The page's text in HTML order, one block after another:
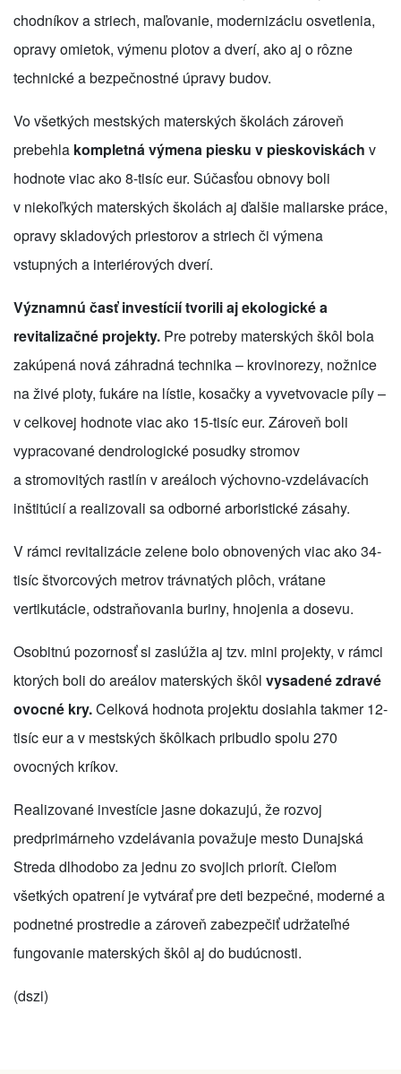
chodníkov a striech, maľovanie, modernizáciu osvetlenia,
opravy omietok, výmenu plotov a dverí, ako aj o rôzne
technické a bezpečnostné úpravy budov.
Vo všetkých mestských materských školách zároveň
prebehla kompletná výmena piesku v pieskoviskách v
hodnote viac ako 8-tisíc eur. Súčasťou obnovy boli
v niekoľkých materských školách aj ďalšie maliarske práce,
opravy skladových priestorov a striech či výmena
vstupných a interiérových dverí.
Významnú časť investícií tvorili aj ekologické a
revitalizačné projekty. Pre potreby materských škôl bola
zakúpená nová záhradná technika – krovinorezy, nožnice
na živé ploty, fukáre na lístie, kosačky a vyvetvovacie píly –
v celkovej hodnote viac ako 15-tisíc eur. Zároveň boli
vypracované dendrologické posudky stromov
a stromovitých rastlín v areáloch výchovno-vzdelávacích
inštitúcií a realizovali sa odborné arboristické zásahy.
V rámci revitalizácie zelene bolo obnovených viac ako 34-
tisíc štvorcových metrov trávnatých plôch, vrátane
vertikutácie, odstraňovania buriny, hnojenia a dosevu.
Osobitnú pozornosť si zaslúžia aj tzv. mini projekty, v rámci
ktorých boli do areálov materských škôl vysadené zdravé
ovocné kry.Celková hodnota projektu dosiahla takmer 12-
tisíc eur a v mestských škôlkach pribudlo spolu 270
ovocných kríkov.
Realizované investície jasne dokazujú, že rozvoj
predprimárneho vzdelávania považuje mesto Dunajská
Streda dlhodobo za jednu zo svojich priorít. Cieľom
všetkých opatrení je vytvárať pre deti bezpečné, moderné a
podnetné prostredie a zároveň zabezpečiť udržateľné
fungovanie materských škôl aj do budúcnosti.
(dszi)